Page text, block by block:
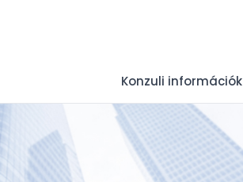
Konzuli információk